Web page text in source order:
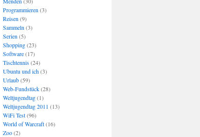
Programmieren (3)
Reisen (9)
Sammeln (3)
Serien (5)
Shopping(23)
Software(17)
Tischtennis(24)
Ubuntu und ich(3)
Urlaub(59)
Web-Fundstück(28)
Weltjugendtag(1)
Weltjugendtag 2011 (13)
WiFi Test(96)
World of Warcraft(16)
Zoo(2)